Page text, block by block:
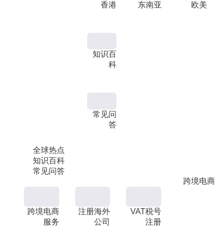
全球热点
知识百科
常见问答
香港 东南亚 欧美
知识百
科
常见问
答
跨境电商
跨境电商
服务
注册海外
公司
VAT税号
注册